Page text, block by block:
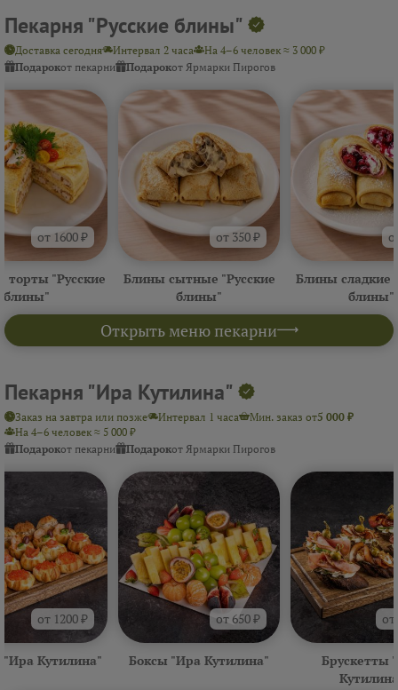
Пекарня "Русские блины"
Открыть меню пекарни
Доставка сегодня Интервал 2 часа
На 4–6 человек ≈ 3 000 ₽
Подарокот пекарни Подарокот Ярмарки Пирогов
от 1600 ₽
торты "Русские
блины"
от 350 ₽
Блины сытные "Русские
блины"
Блины сладкие
блины"
Пекарня "Ира Кутилина"
Заказ на завтра или позже Интервал 1 часа Мин. заказ от5 000 ₽
На 4–6 человек ≈ 5 000 ₽
Подарокот пекарни Подарокот Ярмарки Пирогов
от 1200 ₽
"Ира Кутилина"
от 650 ₽
Боксы "Ира Кутилина"
Брускетты